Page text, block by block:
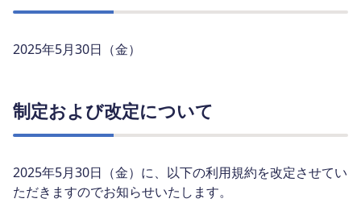
2025年5月30日（金）
制定および改定について
2025年5月30日（金）に、以下の利用規約を改定させてい
ただきますのでお知らせいたします。